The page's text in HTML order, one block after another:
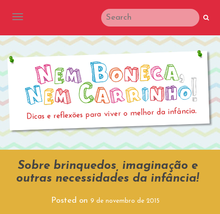
TOGGLE NAVIGATION
Sobre brinquedos, imaginação e
outras necessidades da infância!
Posted on 9 de novembro de 2015